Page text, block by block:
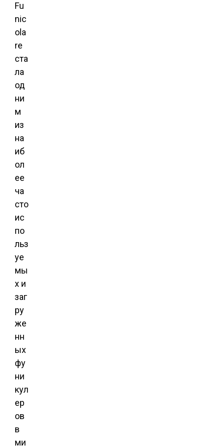
Fu
nic
ola
re
ста
ла
од
ни
м
из
на
иб
ол
ее
ча
сто
ис
по
льз
уе
мы
х и
заг
ру
же
нн
ых
фу
ни
кул
ер
ов
в
ми